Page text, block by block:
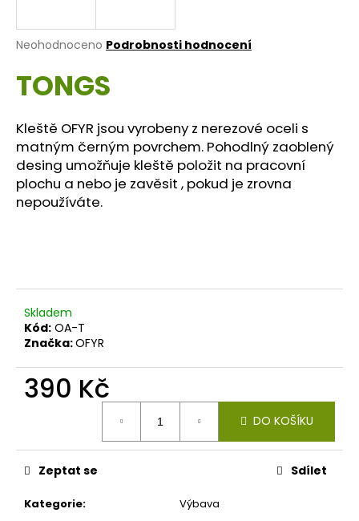
Průměrné
produktu
z
5
hvězdiček.
Neohodnoceno Podrobnosti hodnocení
TONGS
Kleště OFYR jsou vyrobeny z nerezové oceli s
matným černým povrchem. Pohodlný zaoblený
desing umožňuje kleště položit na pracovní
plochu a nebo je zavěsit , pokud je zrovna
nepoužíváte.
Skladem
Kód: OA-T
Značka:OFYR
390 Kč
DO KOŠÍKU
Kategorie: Výbava
Zeptat se Sdílet
j
t
?
HLEDAT
p
o
u
č
u
e